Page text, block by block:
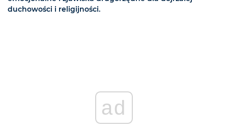
duchowości i religijności.
ad